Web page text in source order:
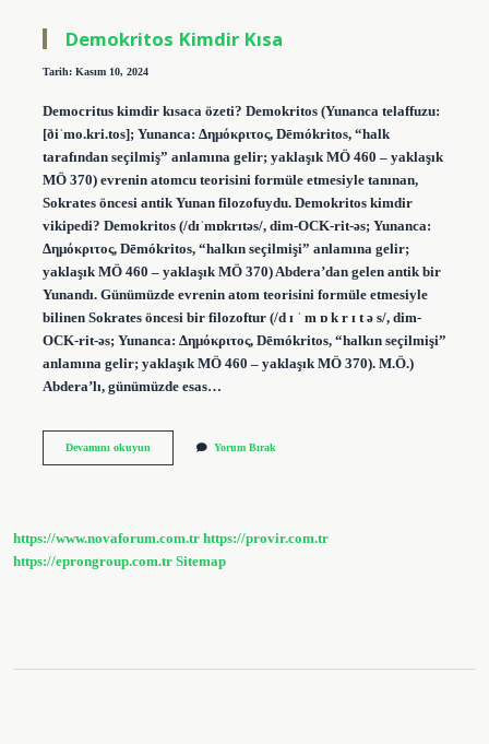
Demokritos Kimdir Kısa
Tarih: Kasım 10, 2024
Democritus kimdir kısaca özeti? Demokritos (Yunanca telaffuzu:
[ðiˈmo.kri.tos]; Yunanca: Δημόκριτος, Dēmókritos, “halk
tarafından seçilmiş” anlamına gelir; yaklaşık MÖ 460 – yaklaşık
MÖ 370) evrenin atomcu teorisini formüle etmesiyle tanınan,
Sokrates öncesi antik Yunan filozofuydu. Demokritos kimdir
vikipedi? Demokritos (/dɪˈmɒkrɪtəs/, dim-OCK-rit-əs; Yunanca:
Δημόκριτος, Dēmókritos, “halkın seçilmişi” anlamına gelir;
yaklaşık MÖ 460 – yaklaşık MÖ 370) Abdera’dan gelen antik bir
Yunandı. Günümüzde evrenin atom teorisini formüle etmesiyle
bilinen Sokrates öncesi bir filozoftur (/d ɪ ˈ m ɒ k r ɪ t ə s/, dim-
OCK-rit-əs; Yunanca: Δημόκριτος, Dēmókritos, “halkın seçilmişi”
anlamına gelir; yaklaşık MÖ 460 – yaklaşık MÖ 370). M.Ö.)
Abdera’lı, günümüzde esas…
Devamını okuyunDemokritos
Yorum Bırak
https://www.novaforum.com.tr https://provir.com.tr
https://eprongroup.com.tr Sitemap